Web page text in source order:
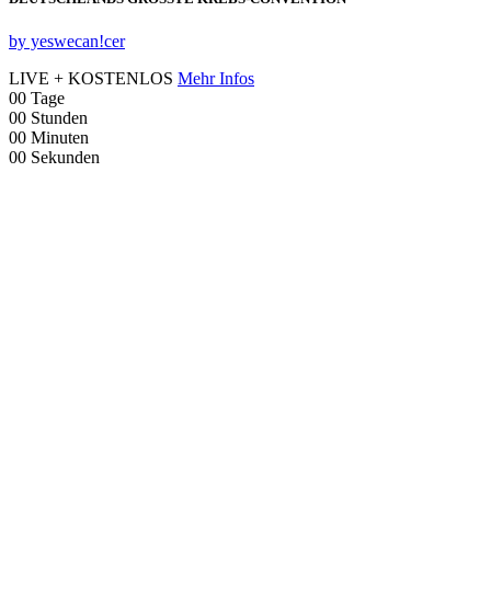
by yeswecan!cer
LIVE + KOSTENLOS Mehr Infos
00 Tage
00 Stunden
00 Minuten
00 Sekunden